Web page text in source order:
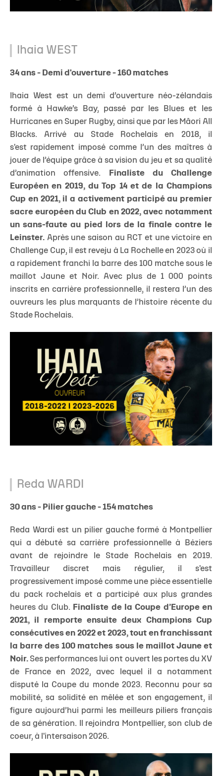
Ihaia WEST
34 ans - Demi d'ouverture - 160 matches
Ihaia West est un demi d’ouverture néo-zélandais
formé à Hawke’s Bay, passé par les Blues et les
Hurricanes en Super Rugby, ainsi que par les Māori All
Blacks. Arrivé au Stade Rochelais en 2018, il
s'est rapidement imposé comme l’un des maîtres à
jouer de l’équipe grâce à sa vision du jeu et sa qualité
d’animation offensive.
Finaliste du Challenge
Européen en 2019, du Top 14 et de la Champions
Cup en 2021, il a activement participé au premier
sacre européen du Club en 2022, avec notamment
un sans-faute au pied lors de la finale contre le
Leinster. Après une saison au RCT et une victoire en
Challenge Cup, il est reveju à La Rochelle en 2023 où il
a rapidement franchi la barre des 100 matche sous le
maillot Jaune et Noir. Avec plus de 1 000 points
inscrits en carrière professionnelle, il restera l’un des
ouvreurs les plus marquants de l’histoire récente du
Stade Rochelais.
Reda WARDI
30 ans - Pilier gauche - 154 matches
Reda Wardi est un pilier gauche formé à Montpellier
qui a débuté sa carrière professionnelle à Béziers
avant de rejoindre le Stade Rochelais en 2019.
Travailleur discret mais régulier, il s'est
progressivement imposé comme une pièce essentielle
du pack rochelais et a participé aux plus grandes
heures du Club. Finaliste de la Coupe d’Europe en
2021, il remporte ensuite deux Champions Cup
consécutives en 2022 et 2023, tout en franchissant
la barre des 100 matches sous le maillot Jaune et
Noir. Ses performances lui ont ouvert les portes du XV
de France en 2022, avec lequel il a notamment
disputé la Coupe du monde 2023. Reconnu pour sa
mobilité, sa solidité en mêlée et son engagement, il
figure aujourd’hui parmi les meilleurs piliers français
de sa génération. Il rejoindra Montpellier, son club de
coeur, à l'intersaison 2026.